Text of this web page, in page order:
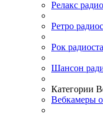
Релакс
Ретро
Рок
Шансон
Категории
Вебкамеры